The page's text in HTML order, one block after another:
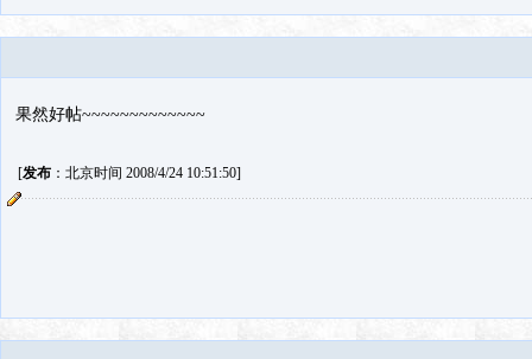
果然好帖~~~~~~~~~~~~~
[发布：北京时间 2008/4/24 10:51:50]